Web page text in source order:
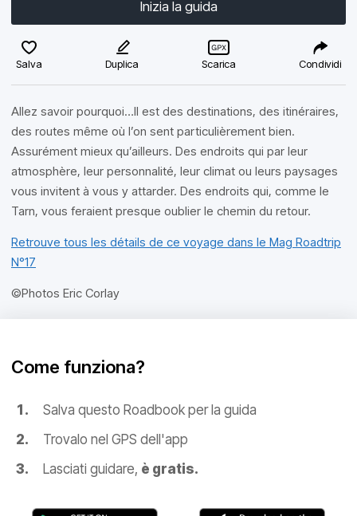
Inizia la guida
Salva Duplica Scarica Condividi
Allez savoir pourquoi…Il est des destinations, des itinéraires,
des routes même où l’on sent particulièrement bien.
Assurément mieux qu’ailleurs. Des endroits qui par leur
atmosphère, leur personnalité, leur climat ou leurs paysages
vous invitent à vous y attarder. Des endroits qui, comme le
Tarn, vous feraient presque oublier le chemin du retour.
Retrouve tous les détails de ce voyage dans le Mag Roadtrip
N°17
©Photos Eric Corlay
Come funziona?
Salva questo Roadbook per la guida
Trovalo nel GPS dell'app
Lasciati guidare, è gratis.